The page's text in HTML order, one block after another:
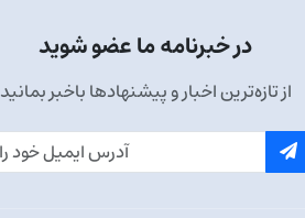
در خبرنامه ما عضو شوید
از تازه‌ترین اخبار و پیشنهادها باخبر بمانید